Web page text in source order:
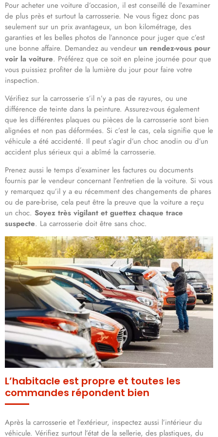
Pour acheter une voiture d’occasion, il est conseillé de l’examiner
de plus près et surtout la carrosserie. Ne vous figez donc pas
seulement sur un prix avantageux, un bon kilométrage, des
garanties et les belles photos de l’annonce pour juger que c’est
une bonne affaire. Demandez au vendeur un rendez-vous pour
voir la voiture. Préférez que ce soit en pleine journée pour que
vous puissiez profiter de la lumière du jour pour faire votre
inspection.
Vérifiez sur la carrosserie s’il n’y a pas de rayures, ou une
différence de teinte dans la peinture. Assurez-vous également
que les différentes plaques ou pièces de la carrosserie sont bien
alignées et non pas déformées. Si c’est le cas, cela signifie que le
véhicule a été accidenté. Il peut s’agir d’un choc anodin ou d’un
accident plus sérieux qui a abîmé la carrosserie.
Prenez aussi le temps d’examiner les factures ou documents
fournis par le vendeur concernant l’entretien de la voiture. Si vous
y remarquez qu’il y a eu récemment des changements de phares
ou de pare-brise, cela peut être la preuve que la voiture a reçu
un choc. Soyez très vigilant et guettez chaque trace
suspecte. La carrosserie doit être sans choc.
L’habitacle est propre et toutes les
commandes répondent bien
Après la carrosserie et l’extérieur, inspectez aussi l’intérieur du
véhicule. Vérifiez surtout l’état de la sellerie, des plastiques, du